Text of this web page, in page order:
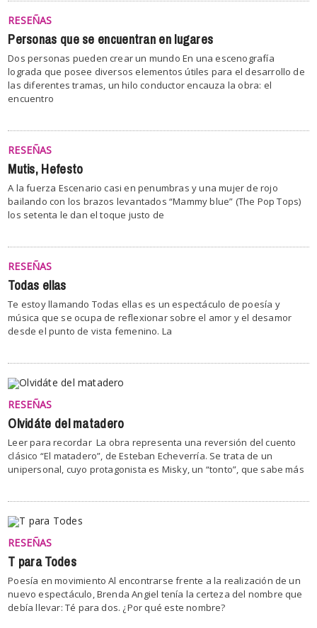
RESEÑAS
Personas que se encuentran en lugares
Dos personas pueden crear un mundo En una escenografía
lograda que posee diversos elementos útiles para el desarrollo de
las diferentes tramas, un hilo conductor encauza la obra: el
encuentro
RESEÑAS
Mutis, Hefesto
A la fuerza Escenario casi en penumbras y una mujer de rojo
bailando con los brazos levantados “Mammy blue” (The Pop Tops)
los setenta le dan el toque justo de
RESEÑAS
Todas ellas
Te estoy llamando Todas ellas es un espectáculo de poesía y
música que se ocupa de reflexionar sobre el amor y el desamor
desde el punto de vista femenino. La
RESEÑAS
Olvidáte del matadero
Leer para recordar La obra representa una reversión del cuento
clásico “El matadero”, de Esteban Echeverría. Se trata de un
unipersonal, cuyo protagonista es Misky, un “tonto”, que sabe más
RESEÑAS
T para Todes
Poesía en movimiento Al encontrarse frente a la realización de un
nuevo espectáculo, Brenda Angiel tenía la certeza del nombre que
debía llevar: Té para dos. ¿Por qué este nombre?